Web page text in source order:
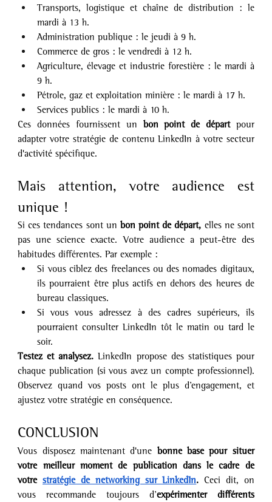
Transports, logistique et chaîne de distribution : le
mardi à 13 h.
Administration publique : le jeudi à 9 h.
Commerce de gros : le vendredi à 12 h.
Agriculture, élevage et industrie forestière : le mardi à
9 h.
Pétrole, gaz et exploitation minière : le mardi à 17 h.
Services publics : le mardi à 10 h.
Ces données fournissent un bon point de départ pour
adapter votre stratégie de contenu LinkedIn à votre secteur
d'activité spécifique.
Mais attention, votre audience est
unique !
Si ces tendances sont un bon point de départ, elles ne sont
pas une science exacte. Votre audience a peut-être des
habitudes différentes. Par exemple :
Si vous ciblez des freelances ou des nomades digitaux,
ils pourraient être plus actifs en dehors des heures de
bureau classiques.
Si vous vous adressez à des cadres supérieurs, ils
pourraient consulter LinkedIn tôt le matin ou tard le
soir.
Testez et analysez. LinkedIn propose des statistiques pour
chaque publication (si vous avez un compte professionnel).
Observez quand vos posts ont le plus d’engagement, et
ajustez votre stratégie en conséquence.
CONCLUSION
Vous disposez maintenant d'une bonne base pour situer
votre meilleur moment de publication dans le cadre de
votre stratégie de networking sur LinkedIn. Ceci dit, on
vous recommande toujours d’expérimenter différents